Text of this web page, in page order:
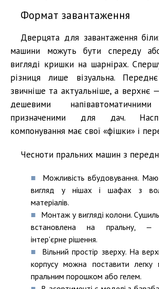
Формат завантаження
Дверцята для завантаження
машини можуть бути спереду
вигляді кришки на шарнірах.
різниця лише візуальна.
звичніше та актуальніше, а верхнє
дешевими
призначеними для дач.
компонування має свої «фішки» і
Чесноти пральних машин з
Можливість вбудовування.
вигляд у нішах і шафах з
матеріалів.
Монтаж у вигляді колони.
встановлена ​​на пральну, —
інтер'єрне рішення.
Вільний простір зверху. На
корпусу можна поставити легку
пральним порошком або гелем.